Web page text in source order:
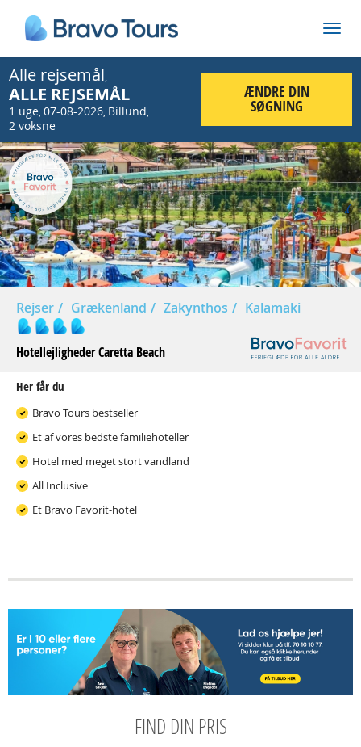
Alle rejsemål,
ALLE REJSEMÅL
1 uge,07-08-2026, Billund,
2 voksne
ÆNDRE DIN
SØGNING
Prev
Rejser Grækenland Zakynthos Kalamaki
Hotellejligheder Caretta Beach
Her får du
Bravo Tours bestseller
Et af vores bedste familiehoteller
Hotel med meget stort vandland
All Inclusive
Et Bravo Favorit-hotel
FIND DIN PRIS